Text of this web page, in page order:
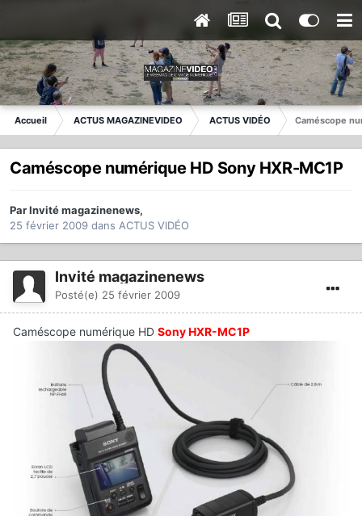
Accueil ACTUS MAGAZINEVIDEO ACTUS VIDÉO Caméscope
Caméscope numérique HD Sony HXR-MC1P
ParInvité magazinenews,
25 février 2009 dans ACTUS VIDÉO
Invité magazinenews
Posté(e) 25 février 2009
Caméscope numérique HD Sony HXR-MC1P